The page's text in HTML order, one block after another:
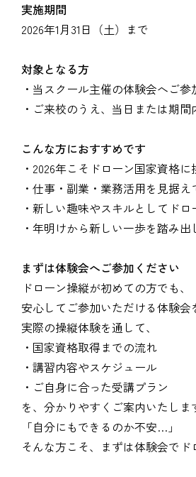
実施期間
2026年1月31日（土）まで
対象となる方
・当スクール主催の体験会へご参
・ご来校のうえ、当日または期
こんな方におすすめです
・2026年こそドローン国家資格
・仕事・副業・業務活用を見据
・新しい趣味やスキルとしてド
・年明けから新しい一歩を踏み出
まずは体験会へご参加ください
ドローン操縦が初めての方でも、
安心してご参加いただける体験会
実際の操縦体験を通して、
・国家資格取得までの流れ
・講習内容やスケジュール
・ご自身に合った受講プラン
を、分かりやすくご案内いたしま
「自分にもできるのか不安…」
そんな方こそ、まずは体験会で